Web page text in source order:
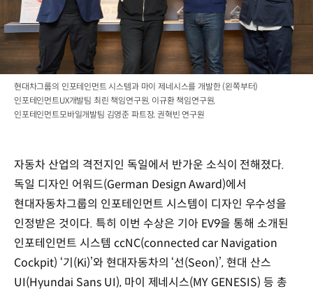
현대차그룹의 인포테인먼트 시스템과 마이 제네시스를 개발한 (왼쪽부터)
인포테인먼트UX개발팀 최린 책임연구원, 이규환 책임연구원,
인포테인먼트모바일개발팀 김영준 파트장, 권혁빈 연구원
자동차 산업의 격전지인 독일에서 반가운 소식이 전해졌다.
독일 디자인 어워드(German Design Award)에서
현대자동차그룹의 인포테인먼트 시스템이 디자인 우수성을
인정받은 것이다. 특히 이번 수상은 기아 EV9을 통해 소개된
인포테인먼트 시스템 ccNC(connected car Navigation
Cockpit) ‘기(Ki)’와 현대자동차의 ‘선(Seon)’, 현대 산스
UI(Hyundai Sans UI), 마이 제네시스(MY GENESIS) 등 총